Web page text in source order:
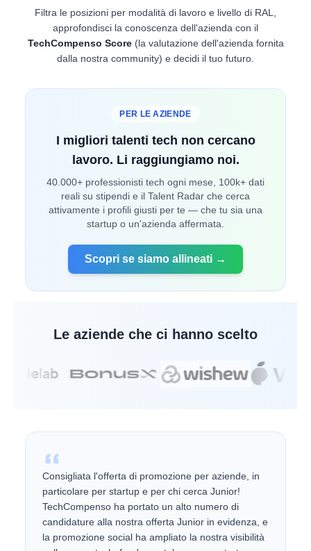
Filtra le posizioni per modalità di lavoro e livello di RAL,
approfondisci la conoscenza dell'azienda con il
TechCompenso Score(la valutazione dell'azienda fornita
dalla nostra community) e decidi il tuo futuro.
PER LE AZIENDE
I migliori talenti tech non cercano
lavoro. Li raggiungiamo noi.
40.000+ professionisti tech ogni mese, 100k+ dati
reali su stipendi e il Talent Radar che cerca
attivamente i profili giusti per te — che tu sia una
startup o un'azienda affermata.
Scopri se siamo allineati →
Le aziende che ci hanno scelto
Consigliata l'offerta di promozione per aziende, in
particolare per startup e per chi cerca Junior!
TechCompenso ha portato un alto numero di
candidature alla nostra offerta Junior in evidenza, e
la promozione social ha ampliato la nostra visibilità